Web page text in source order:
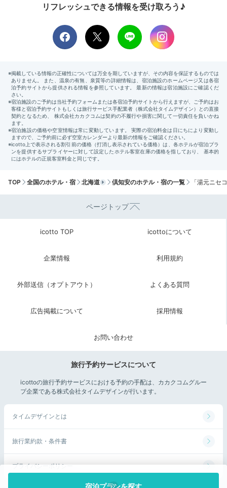
宿泊プランを探す
リフレッシュできる情報を受け取ろう♪
TOP 全国のホテル・宿 北海道 倶知安のホテル・宿の一覧 「湯元ニセ
ページトップ
icotto TOP icottoについて
企業情報 利用規約
外部送信（オプトアウト） よくある質問
広告掲載について 採用情報
お問い合わせ
旅行予約サービスについて
icottoの旅行予約サービスにおける予約の手配は、カカクコムグルー
プ企業である株式会社タイムデザインが行います。
タイムデザインとは
旅行業約款・条件書
プライバシーポリシー